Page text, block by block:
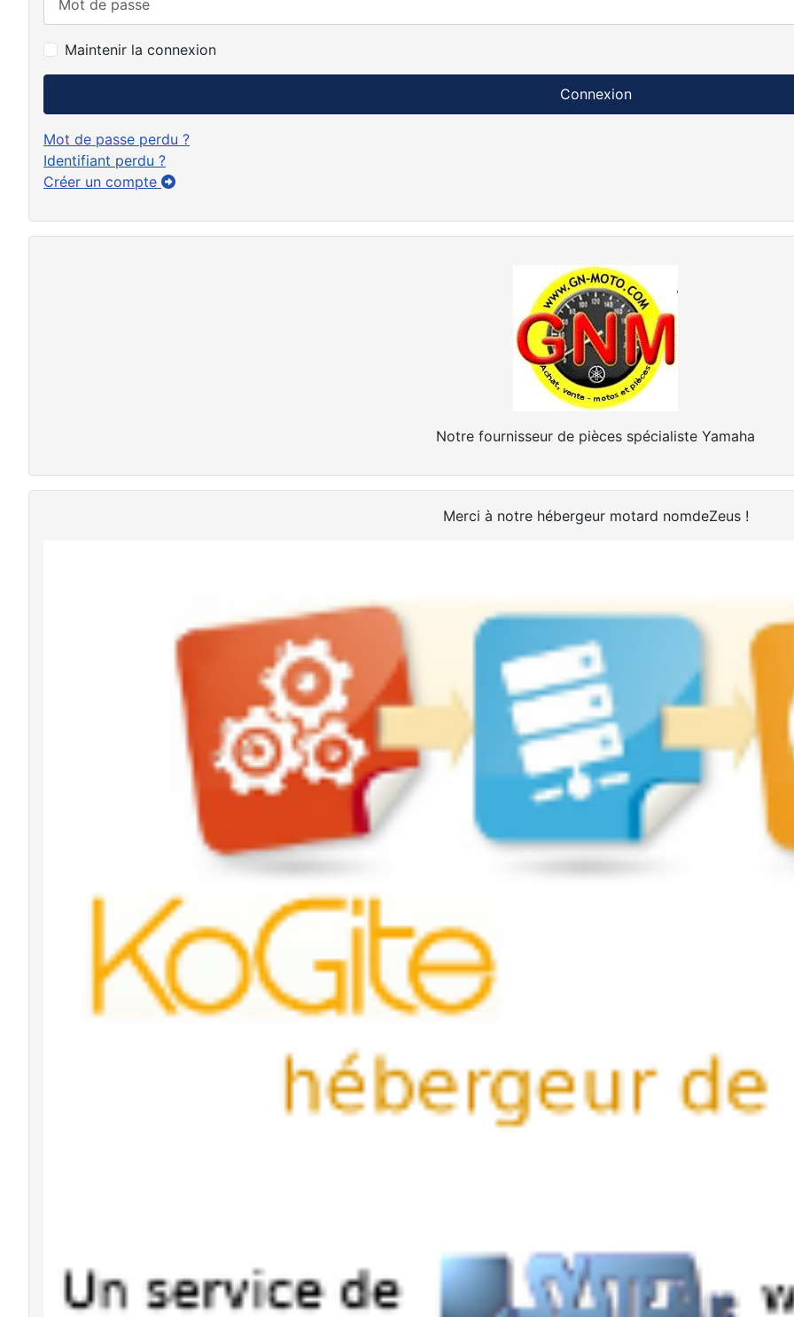
Maintenir la connexion
Connexion
Mot de passe perdu ?
Identifiant perdu ?
Créer un compte
Notre fournisseur de pièces spécialiste Yamaha
Merci à notre hébergeur motard nomdeZeus !